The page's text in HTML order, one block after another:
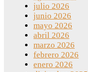
julio 2026
junio 2026
mayo 2026
abril 2026
marzo 2026
febrero 2026
enero 2026